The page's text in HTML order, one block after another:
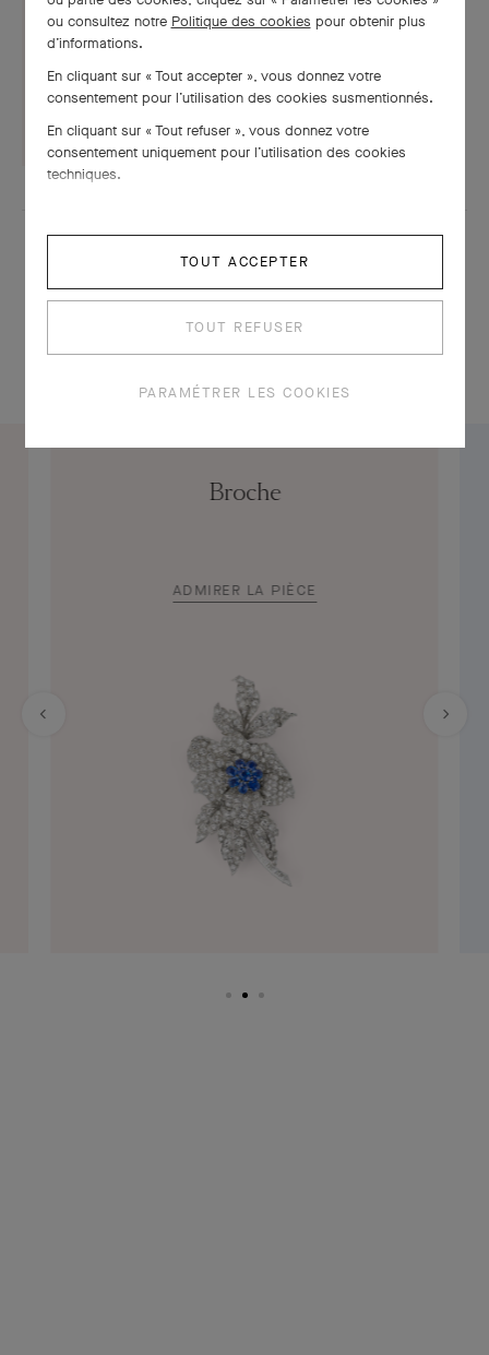
TÉLÉCHARGER
À LA MÊME PÉRIODE
Broche
ADMIRER LA PIÈCE
ou consultez notre Politique des cookies pour obtenir plus
d’informations.
En cliquant sur « Tout accepter », vous donnez votre
consentement pour l’utilisation des cookies susmentionnés.
En cliquant sur « Tout refuser », vous donnez votre
consentement uniquement pour l’utilisation des cookies
techniques.
TOUT ACCEPTER
TOUT REFUSER
PARAMÉTRER LES COOKIES